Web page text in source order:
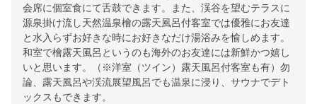
会席に個室食にて舌鼓できます。また、渓谷を望むテラスに
源泉掛け流し天然温泉檜の露天風呂付客室では優雅にお友達
と水入らずお好きな時にお好きなだけ湯浴みを愉しめます。
和室で檜露天風呂というのも海外のお友達には新鮮かつ嬉し
いと思います。（※洋室（ツイン）露天風呂付客室も有）勿
論、露天風呂や渓流展望風呂でも温泉に浸り、サウナでデト
ックスもできます。